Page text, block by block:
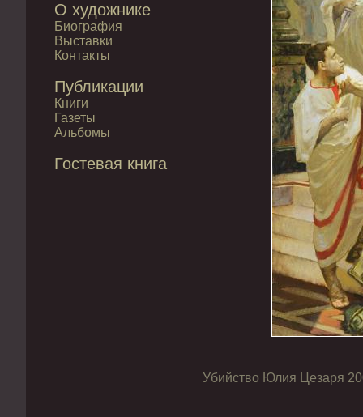
О художнике
Биография
Выставки
Контакты
Публикации
Книги
Газеты
Альбомы
Гостевая книга
Убийство Юлия Цезаря